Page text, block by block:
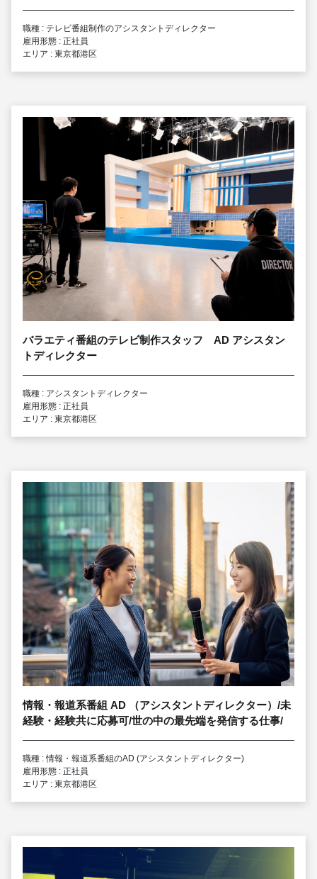
職種 : テレビ番組制作のアシスタントディレクター
雇用形態 : 正社員
エリア : 東京都港区
バラエティ番組のテレビ制作スタッフ AD アシスタン
トディレクター
職種 : アシスタントディレクター
雇用形態 : 正社員
エリア : 東京都港区
情報・報道系番組 AD （アシスタントディレクター）/未
経験・経験共に応募可/世の中の最先端を発信する仕事/
職種 : 情報・報道系番組のAD (アシスタントディレクター)
雇用形態 : 正社員
エリア : 東京都港区